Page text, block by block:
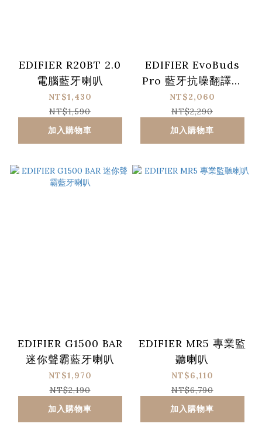
EDIFIER R20BT 2.0
電腦藍牙喇叭
NT$1,430
NT$1,590
加入購物車
EDIFIER EvoBuds
Pro 藍牙抗噪翻譯耳
機
NT$2,060
NT$2,290
加入購物車
EDIFIER G1500 BAR
迷你聲霸藍牙喇叭
NT$1,970
NT$2,190
加入購物車
EDIFIER MR5 專業監
聽喇叭
NT$6,110
NT$6,790
加入購物車